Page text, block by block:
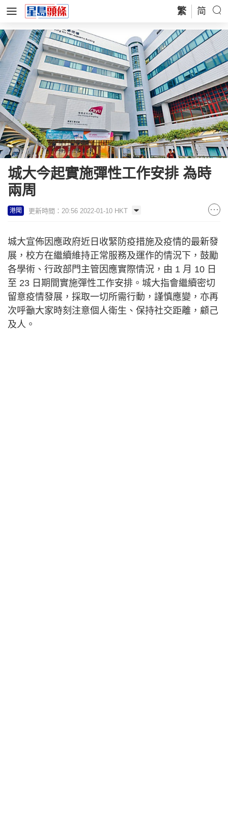
繁 简
城大今起實施彈性工作安排 為時
兩周
港聞 更新時間：20:56 2022-01-10 HKT
城大宣佈因應政府近日收緊防疫措施及疫情的最新發
展，校方在繼續維持正常服務及運作的情況下，鼓勵
各學術、行政部門主管因應實際情況，由 1 月 10 日
至 23 日期間實施彈性工作安排。城大指會繼續密切
留意疫情發展，採取一切所需行動，謹慎應變，亦再
次呼籲大家時刻注意個人衛生、保持社交距離，顧己
及人。